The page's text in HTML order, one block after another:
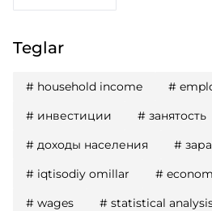
Teglar
# household income #
# инвестиции # занятость
# доходы населения #
# iqtisodiy omillar #
# wages # statistical